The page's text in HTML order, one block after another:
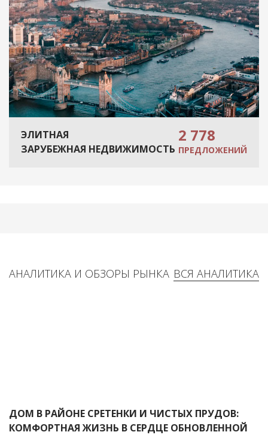
ЭЛИТНАЯ
ЗАРУБЕЖНАЯ НЕДВИЖИМОСТЬ
2 778
ПРЕДЛОЖЕНИЙ
ВСЯ АНАЛИТИКА
АНАЛИТИКА И ОБЗОРЫ РЫНКА
ДОМ В РАЙОНЕ СРЕТЕНКИ И ЧИСТЫХ ПРУДОВ:
КОМФОРТНАЯ ЖИЗНЬ В СЕРДЦЕ ОБНОВЛЕННОЙ